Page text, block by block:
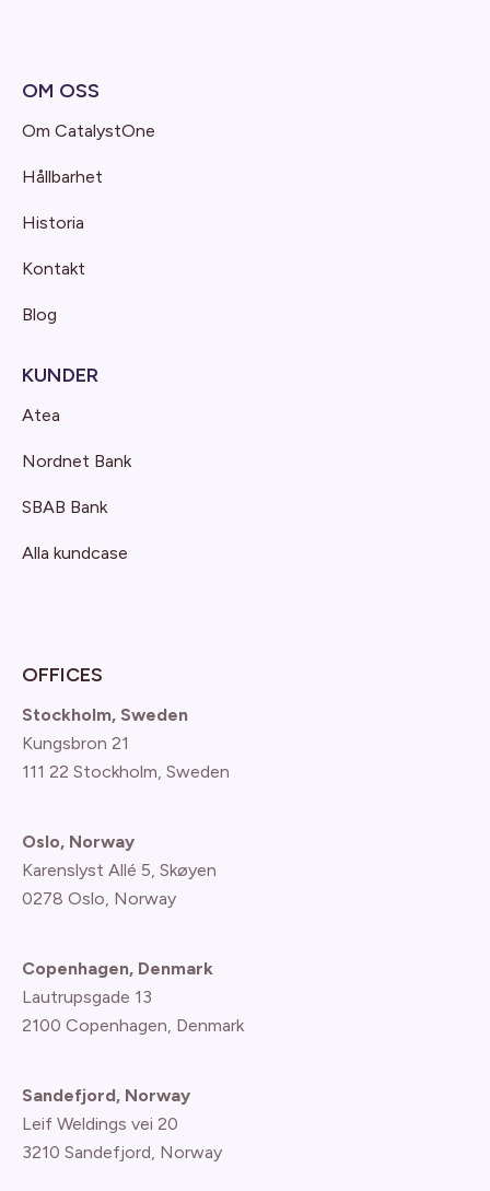
OM OSS
Om CatalystOne
Hållbarhet
Historia
Kontakt
Blog
KUNDER
Atea
Nordnet Bank
SBAB Bank
Alla kundcase
OFFICES
Stockholm, Sweden
Kungsbron 21
111 22 Stockholm, Sweden
Oslo, Norway
Karenslyst Allé 5, Skøyen
0278 Oslo, Norway
Copenhagen, Denmark
Lautrupsgade 13
2100 Copenhagen, Denmark
Sandefjord, Norway
Leif Weldings vei 20
3210 Sandefjord, Norway